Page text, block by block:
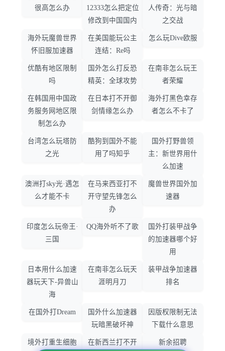
很高怎么办
12333怎么把定位
修改到中国国内
人传奇：光与暗
之交战
海外玩魔兽世界
怀旧服加速器
在美国能玩公主
连结：Re吗
怎么玩Dive欧服
优酷有地区限制
吗
国外怎么打反恐
精英：全球攻势
在南非怎么玩王
者荣耀
在韩国用中国政
务服务网地区限
制怎么办
在日本打不开御
剑情缘怎么办
海外打黑色幸存
者怎么不卡了
台湾怎么玩塔防
之光
酷狗到国外不能
用了吗知乎
国外打野兽领
主：新世界用什
么加速
澳洲打sky光·遇怎
么才能不卡
在马来西亚打不
开守望先锋怎么
办
魔兽世界国外加
速器
印度怎么玩帝王·
三国
QQ海外听不了歌
国外打装甲战争
的加速器哪个好
用
日本用什么加速
器玩天下-异兽山
海
在南非怎么玩天
涯明月刀
装甲战争加速器
排名
在国外打Dream
国外什么加速器
玩暗黑破坏神
因版权限制无法
下载什么意思
境外打重生细胞 在新西兰打不开 新余招聘